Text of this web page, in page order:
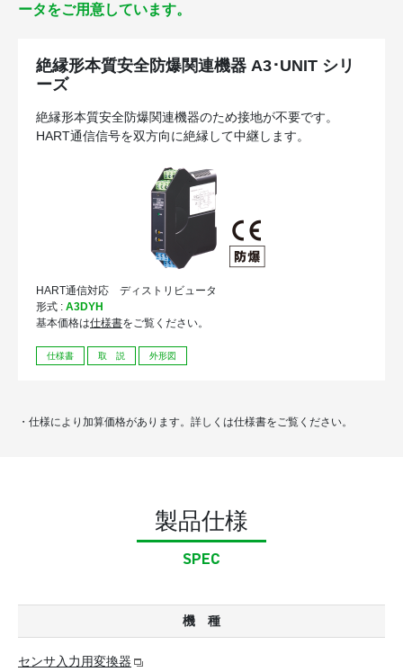
ータをご用意しています。
絶縁形本質安全防爆関連機器 A3･UNIT シリ
ーズ
絶縁形本質安全防爆関連機器のため接地が不要です。
HART通信信号を双方向に絶縁して中継します。
HART通信対応 ディストリビュータ
形式 : A3DYH
基本価格は仕様書をご覧ください。
仕様書 取 説 外形図
・仕様により加算価格があります。詳しくは仕様書をご覧ください。
製品仕様
SPEC
機 種
センサ入力用変換器